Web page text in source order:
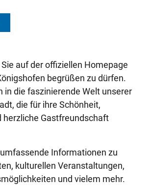
auf der offiziellen Homepage
begrüßen zu dürfen.
in die faszinierende Welt unserer
die für ihre Schönheit,
herzliche Gastfreundschaft
Informationen zu
kulturellen Veranstaltungen,
und vielem mehr.